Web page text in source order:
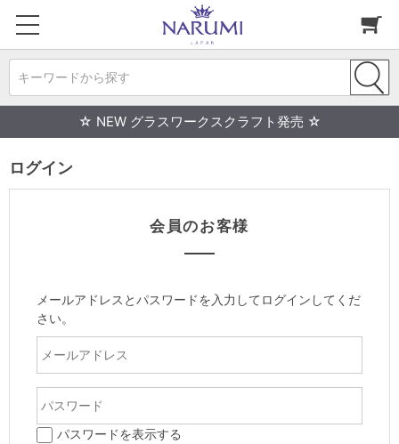
キーワードから探す
☆ NEW グラスワークスクラフト発売 ☆
ログイン
会員のお客様
メールアドレスとパスワードを入力してログインしてくだ
さい。
パスワードを表示する